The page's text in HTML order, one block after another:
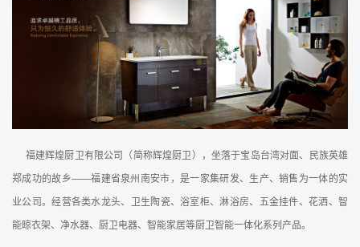
福建辉煌厨卫有限公司（简称辉煌厨卫），坐落于宝岛台湾对面、民族英雄
郑成功的故乡――福建省泉州南安市，是一家集研发、生产、销售为一体的实
业公司。经营各类水龙头、卫生陶瓷、浴室柜、淋浴房、五金挂件、花洒、智
能晾衣架、净水器、厨卫电器、智能家居等厨卫智能一体化系列产品。